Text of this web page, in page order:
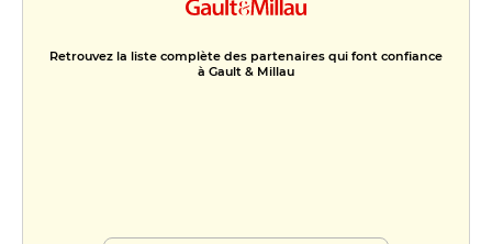
Retrouvez la liste complète des partenaires qui font confiance
à Gault & Millau